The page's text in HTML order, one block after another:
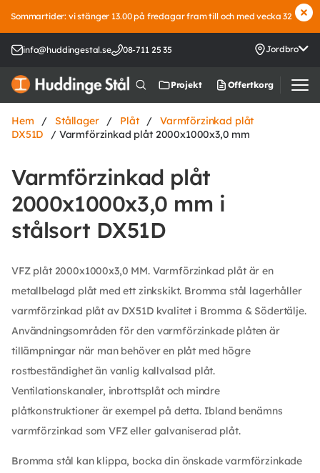
Sommartider: vi stänger 13.00 på fredagar fram till och med vecka 32
info@huddingestal.se 08-711 25 35 Jordbro
Projekt Offertkorg
Hem / Stållager / Plåt /
Varmförzinkad plåt
DX51D
/ Varmförzinkad plåt 2000x1000x3,0 mm
Varmförzinkad plåt
2000x1000x3,0 mm i
stålsort DX51D
VFZ plåt 2000x1000x3,0 MM. Varmförzinkad plåt är en
metallbelagd plåt med ett zinkskikt. Bromma stål lagerhåller
varmförzinkad plåt av DX51D kvalitet i Bromma & Södertälje.
Användningsområden för den varmförzinkade plåten är
tillämpningar när man behöver en plåt med högre
rostbeständighet än vanlig kallvalsad plåt.
Ventilationskanaler, inbrottsplåt och mindre
plåtkonstruktioner är exempel på detta. Ibland benämns
varmförzinkad som VFZ eller galvaniserad plåt.
Bromma stål kan klippa, bocka din önskade varmförzinkade